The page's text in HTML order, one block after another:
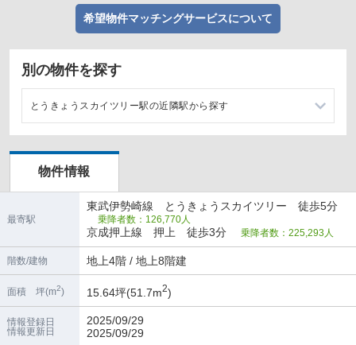
希望物件マッチングサービスについて
別の物件を探す
とうきょうスカイツリー駅の近隣駅から探す
物件情報
最寄駅
東武伊勢崎線 とうきょうスカイツリー 徒歩5分
乗降者数：126,770人
京成押上線 押上 徒歩3分 乗降者数：225,293人
階数/建物 地上4階 / 地上8階建
面積 坪(m2) 15.64坪(51.7m2)
情報登録日
情報更新日
2025/09/29
2025/09/29